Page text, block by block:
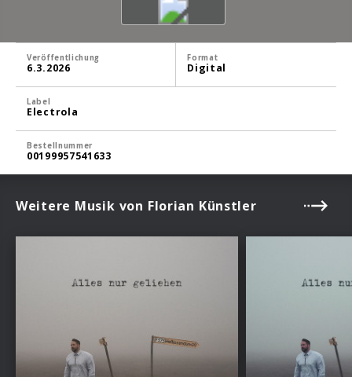
Veröffentlichung
6.3.2026
Format
Digital
Label
Electrola
Bestellnummer
00199957541633
Weitere Musik von Florian Künstler